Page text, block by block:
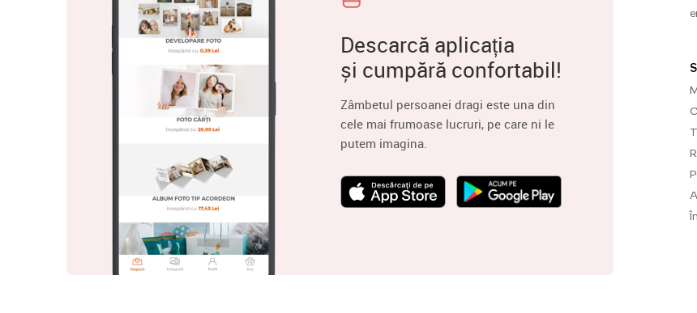
Descarcă aplicația
și cumpără confortabil!
Zâmbetul persoanei dragi este una din
cele mai frumoase lucruri, pe care ni le
putem imagina.